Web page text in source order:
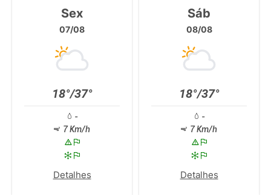
Sex
07/08
18°/37°
-
7 Km/h
Detalhes
Sáb
08/08
18°/37°
-
7 Km/h
Detalhes